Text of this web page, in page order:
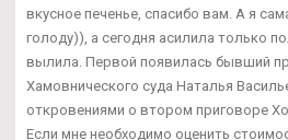
вкусное печенье, спасибо вам. А я
голоду)), а сегодня асилила только
вылила. Первой появилась бывший
Хамовнического суда Наталья
откровениями о втором приговоре
Если мне необходимо оценить